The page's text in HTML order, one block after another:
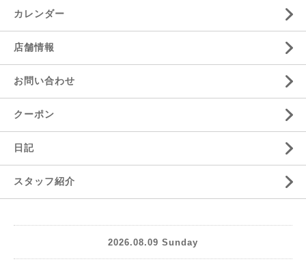
カレンダー
店舗情報
お問い合わせ
クーポン
日記
スタッフ紹介
2026.08.09 Sunday